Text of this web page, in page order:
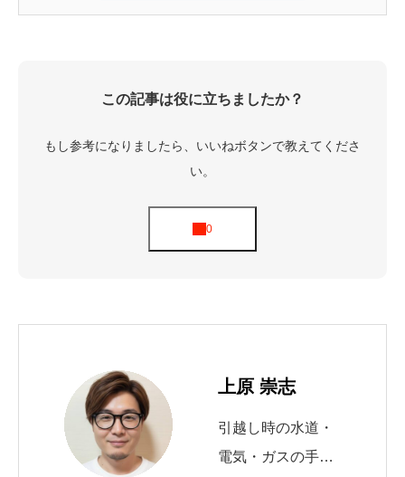
この記事は役に立ちましたか？
もし参考になりましたら、いいねボタンで教えてくださ
い。
上原 崇志
引越し時の水道・
電気・ガスの手続